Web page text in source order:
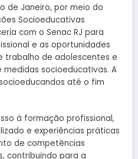
de Janeiro, por meio do
Socioeducativas
com o Senac RJ para
e as oportunidades
trabalho de adolescentes e
socioeducativas. A
até o fim
à formação profissional,
e experiências práticas
de competências
contribuindo para a